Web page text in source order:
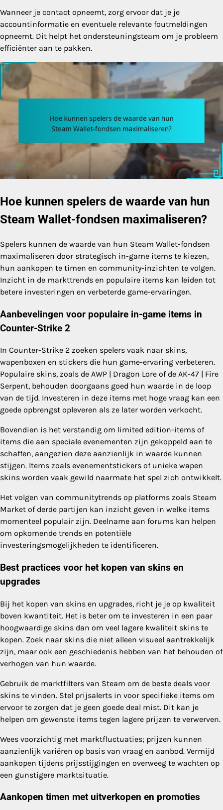
Wanneer je contact opneemt, zorg ervoor dat je je
accountinformatie en eventuele relevante foutmeldingen
opneemt. Dit helpt het ondersteuningsteam om je probleem
efficiënter aan te pakken.
Hoe kunnen spelers de waarde van hun
Steam Wallet-fondsen maximaliseren?
Spelers kunnen de waarde van hun Steam Wallet-fondsen
maximaliseren door strategisch in-game items te kiezen,
hun aankopen te timen en community-inzichten te volgen.
Inzicht in de markttrends en populaire items kan leiden tot
betere investeringen en verbeterde game-ervaringen.
Aanbevelingen voor populaire in-game items in
Counter-Strike 2
In Counter-Strike 2 zoeken spelers vaak naar skins,
wapenboxen en stickers die hun game-ervaring verbeteren.
Populaire skins, zoals de AWP | Dragon Lore of de AK-47 | Fire
Serpent, behouden doorgaans goed hun waarde in de loop
van de tijd. Investeren in deze items met hoge vraag kan een
goede opbrengst opleveren als ze later worden verkocht.
Bovendien is het verstandig om limited edition-items of
items die aan speciale evenementen zijn gekoppeld aan te
schaffen, aangezien deze aanzienlijk in waarde kunnen
stijgen. Items zoals evenementstickers of unieke wapen
skins worden vaak gewild naarmate het spel zich ontwikkelt.
Het volgen van communitytrends op platforms zoals Steam
Market of derde partijen kan inzicht geven in welke items
momenteel populair zijn. Deelname aan forums kan helpen
om opkomende trends en potentiële
investeringsmogelijkheden te identificeren.
Best practices voor het kopen van skins en
upgrades
Bij het kopen van skins en upgrades, richt je je op kwaliteit
boven kwantiteit. Het is beter om te investeren in een paar
hoogwaardige skins dan om veel lagere kwaliteit skins te
kopen. Zoek naar skins die niet alleen visueel aantrekkelijk
zijn, maar ook een geschiedenis hebben van het behouden of
verhogen van hun waarde.
Gebruik de marktfilters van Steam om de beste deals voor
skins te vinden. Stel prijsalerts in voor specifieke items om
ervoor te zorgen dat je geen goede deal mist. Dit kan je
helpen om gewenste items tegen lagere prijzen te verwerven.
Wees voorzichtig met marktfluctuaties; prijzen kunnen
aanzienlijk variëren op basis van vraag en aanbod. Vermijd
aankopen tijdens prijsstijgingen en overweeg te wachten op
een gunstigere marktsituatie.
Aankopen timen met uitverkopen en promoties